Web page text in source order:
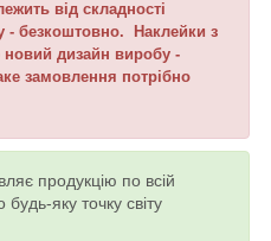
від складності
- безкоштовно. Наклейки з
дизайн виробу -
замовлення потрібно
продукцію по всій
будь-яку точку світу